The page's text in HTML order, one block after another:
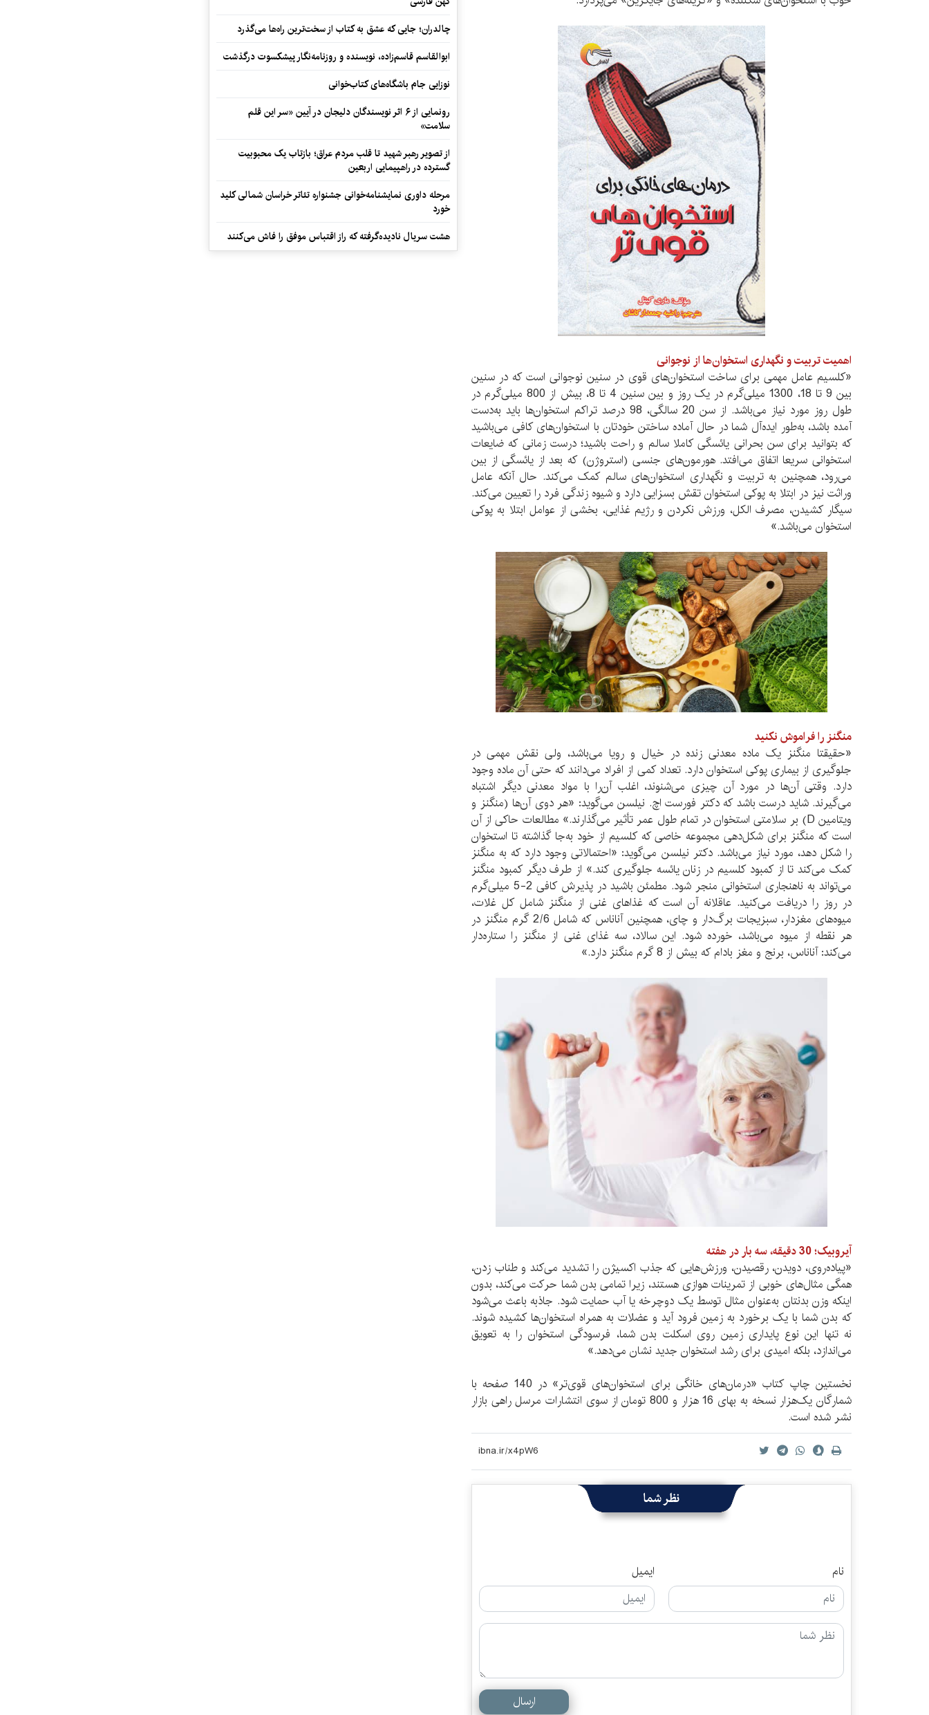
اهمیت تربیت و نگهداری استخوان‌ها از نوجوانی
«کلسیم عامل مهمی برای ساخت استخوان‌های قوی در سنین نوجوانی است که در سنین
بین 9 تا 18، 1300 میلی‌گرم در یک روز و بین سنین 4 تا 8، بیش از 800 میلی‌گرم در
طول روز مورد نیاز می‌باشد. از سن 20 سالگی، 98 درصد تراکم استخوان‌ها باید به‌دست
آمده باشد، به‌طور ایده‌آل شما در حال آماده ساختن خودتان با استخوان‌های کافی می‌باشید
که بتوانید برای سن بحرانی یائسگی کاملا سالم و راحت باشید؛ درست زمانی که ضایعات
استخوانی سریعا اتفاق می‌افتد. هورمون‌های جنسی (استروژن) که بعد از یائسگی از بین
می‌رود، همچنین به تربیت و نگهداری استخوان‌های سالم کمک می‌کند. حال آنکه عامل
وراثت نیز در ابتلا به پوکی استخوان تقش بسزایی دارد و شیوه زندگی فرد را تعیین می‌کند.
سیگار کشیدن، مصرف الکل، ورزش نکردن و رژیم غذایی، بخشی از عوامل ابتلا به پوکی
استخوان می‌باشد.»
منگنز را فراموش نکنید
«حقیقتا منگنز یک ماده معدنی زنده در خیال و رویا می‌باشد، ولی نقش مهمی در
جلوگیری از بیماری پوکی استخوان دارد. تعداد کمی از افراد می‌دانند که حتی آن ماده وجود
دارد. وقتی آن‌ها در مورد آن چیزی می‌شنوند، اغلب آن‌را با مواد معدنی دیگر اشتباه
می‌گیرند. شاید درست باشد که دکتر فورست اچ. نیلسن می‌گوید: «هر دوی آن‌ها (منگنز و
ویتامین D) بر سلامتی استخوان در تمام طول عمر تأثیر می‌گذارند.» مطالعات حاکی از آن
است که منگنز برای شکل‌دهی مجموعه خاصی که کلسیم از خود به‌جا گذاشته تا استخوان
را شکل دهد، مورد نیاز می‌باشد. دکتر نیلسن می‌گوید: «احتمالاتی وجود دارد که به منگنز
کمک می‌کند تا از کمبود کلسیم در زنان یائسه جلوگیری کند.» از طرف دیگر کمبود منگنز
می‌تواند به ناهنجاری استخوانی منجر شود. مطمئن باشید در پذیرش کافی 2-5 میلی‌گرم
در روز را دریافت می‌کنید. عاقلانه آن است که غذاهای غنی از منگنز شامل کل غلات،
میوه‌های مغزدار، سبزیجات برگ‌دار و چای، همچنین آناناس که شامل 2/6 گرم منگنز در
هر نقطه از میوه می‌باشد، خورده شود. این سالاد، سه غذای غنی از منگنز را ستاره‌دار
می‌کند: آناناس، برنج و مغز بادام که بیش از 8 گرم منگنز دارد.»
آیروبیک؛ 30 دقیقه، سه بار در هفته
«پیاده‌روی، دویدن، رقصیدن، ورزش‌هایی که جذب اکسیژن را تشدید می‌کند و طناب زدن،
همگی مثال‌های خوبی از تمرینات هوازی هستند، زیرا تمامی بدن شما حرکت می‌کند، بدون
اینکه وزن بدنتان به‌عنوان مثال توسط یک دوچرخه یا آب حمایت شود. جاذبه باعث می‌شود
که بدن شما با یک برخورد به زمین فرود آید و عضلات به همراه استخوان‌ها کشیده شوند.
نه تنها این نوع پایداری زمین روی اسکلت بدن شما، فرسودگی استخوان را به تعویق
می‌اندازد، بلکه امیدی برای رشد استخوان جدید نشان می‌دهد.»
نخستین چاپ کتاب «درمان‌های خانگی برای استخوان‌های قوی‌تر» در 140 صفحه با
شمارگان یک‌هزار نسخه به بهای 16 هزار و 800 تومان از سوی انتشارات مرسل راهی بازار
نشر شده است.
نظر شما
نام ایمیل
ارسال
چالدران؛ جایی که عشق به کتاب از سخت‌ترین راه‌ها می‌گذرد
ابوالقاسم قاسم‌زاده، نویسنده و روزنامه‌نگار پیشکسوت درگذشت
نوزایی جام باشگاه‌های کتاب‌خوانی
رونمایی از ۶ اثر نویسندگان دلیجان در آیین «سر این قلم
سلامت»
از تصویر رهبر شهید تا قلب مردم عراق؛ بازتاب یک محبوبیت
گسترده در راهپیمایی اربعین
مرحله داوری نمایشنامه‌خوانی جشنواره تئاتر خراسان شمالی کلید
خورد
هشت سریال نادیده‌گرفته که راز اقتباس موفق را فاش می‌کنند